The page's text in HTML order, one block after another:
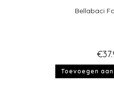
Bellabaci
€
Toevoegen